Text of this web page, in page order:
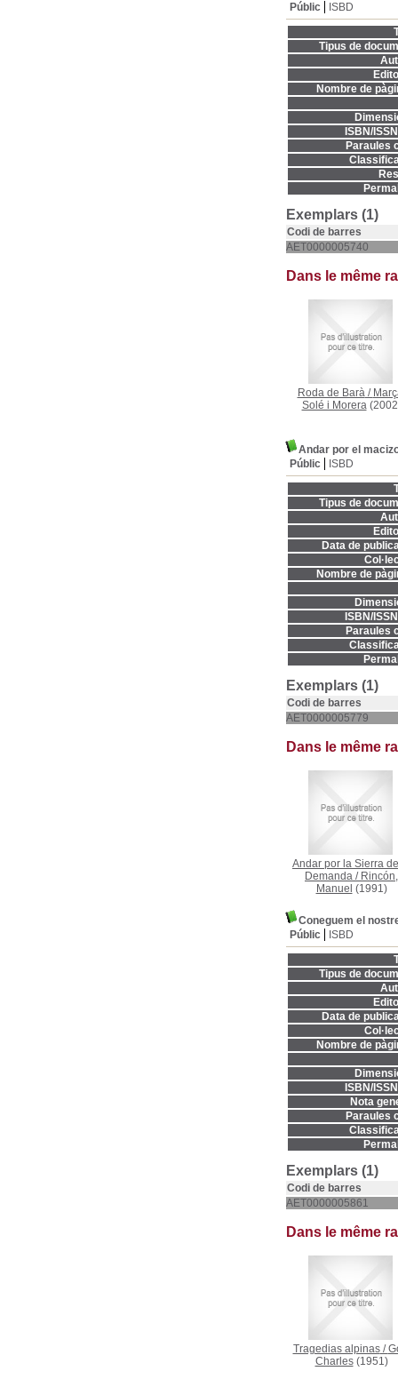
Públic
ISBD
Tipus de
Nombre de
ISBN/
Paraules
Exemplars (1)
Codi de barres
AET0000005740
Dans le même
Roda de Barà/
Solé i Morera
Andar por el
Públic
ISBD
Tipus de
Data de
Nombre de
ISBN/
Paraules
Exemplars (1)
Codi de barres
AET0000005779
Dans le même
Andar por la Sierra
Demanda / Rincón,
Manuel (1991)
Coneguem el
Públic
ISBD
Tipus de
Data de
Nombre de
ISBN/
Nota
Paraules
Exemplars (1)
Codi de barres
AET0000005861
Dans le même
Tragedias alpinas/
Charles(1951)